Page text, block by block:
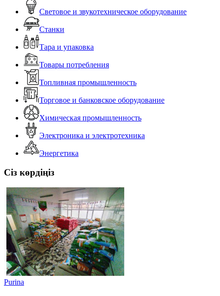
Световое и звукотехническое оборудование
Станки
Тара и упаковка
Товары потребления
Топливная промышленность
Торговое и банковское оборудование
Химическая промышленность
Электроника и электротехника
Энергетика
Сіз көрдіңіз
Purina